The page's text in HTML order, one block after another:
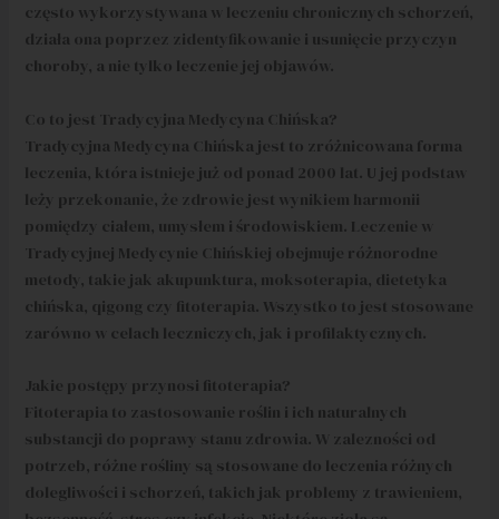
często wykorzystywana w leczeniu chronicznych schorzeń,
działa ona poprzez zidentyfikowanie i usunięcie przyczyn
choroby, a nie tylko leczenie jej objawów.
Co to jest Tradycyjna Medycyna Chińska?
Tradycyjna Medycyna Chińska jest to zróżnicowana forma
leczenia, która istnieje już od ponad 2000 lat. U jej podstaw
leży przekonanie, że zdrowie jest wynikiem harmonii
pomiędzy ciałem, umysłem i środowiskiem. Leczenie w
Tradycyjnej Medycynie Chińskiej obejmuje różnorodne
metody, takie jak akupunktura, moksoterapia, dietetyka
chińska, qigong czy fitoterapia. Wszystko to jest stosowane
zarówno w celach leczniczych, jak i profilaktycznych.
Jakie postępy przynosi fitoterapia?
Fitoterapia to zastosowanie roślin i ich naturalnych
substancji do poprawy stanu zdrowia. W zalezności od
potrzeb, różne rośliny są stosowane do leczenia różnych
dolegliwości i schorzeń, takich jak problemy z trawieniem,